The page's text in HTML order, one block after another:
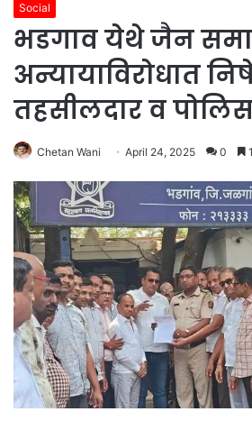
Social
भडगाव येथे जैन
अन्यायाविरोधात
तहसीलदार व
Chetan Wani April 24, 2025 0